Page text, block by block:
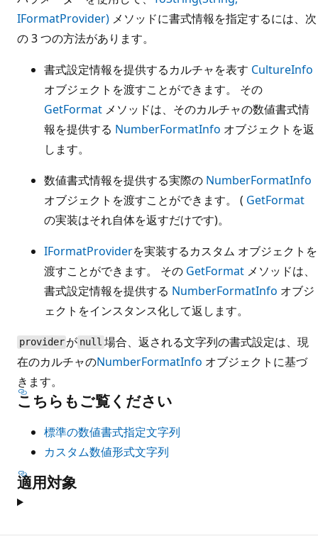
IFormatProvider) メソッドに書式情報を指定するには、次
の 3 つの方法があります。
書式設定情報を提供するカルチャを表す CultureInfo
オブジェクトを渡すことができます。 その
GetFormat メソッドは、そのカルチャの数値書式情
報を提供する NumberFormatInfo オブジェクトを返
します。
数値書式情報を提供する実際の NumberFormatInfo
オブジェクトを渡すことができます。 ( GetFormat
の実装はそれ自体を返すだけです)。
IFormatProviderを実装するカスタム オブジェクトを
渡すことができます。 その GetFormat メソッドは、
書式設定情報を提供する NumberFormatInfo オブジ
ェクトをインスタンス化して返します。
provider が null 場合、返される文字列の書式設定は、現
在のカルチャのNumberFormatInfo オブジェクトに基づ
きます。
こちらもご覧ください
標準の数値書式指定文字列
カスタム数値形式文字列
適用対象